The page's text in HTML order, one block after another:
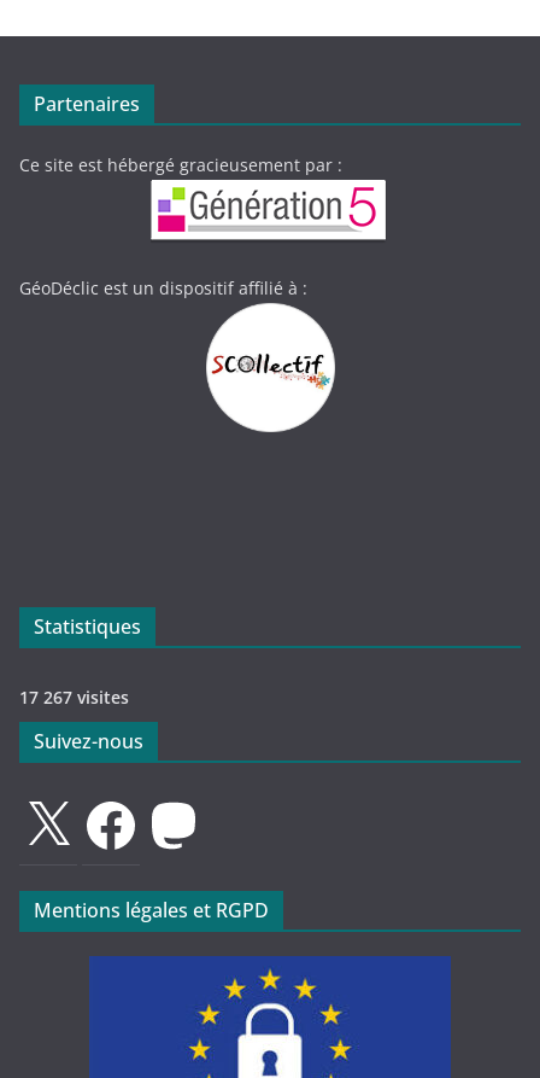
Partenaires
Ce site est hébergé gracieusement par :
GéoDéclic est un dispositif affilié à :
Statistiques
17 267 visites
Suivez-nous
FacebookMastodon
Mentions légales et RGPD